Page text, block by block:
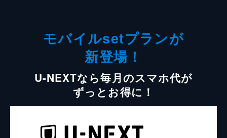
モバイルsetプランが
新登場！
U-NEXTなら毎月のスマホ代が
ずっとお得に！